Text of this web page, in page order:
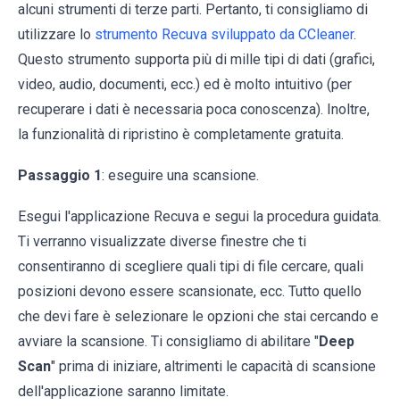
alcuni strumenti di terze parti. Pertanto, ti consigliamo di
utilizzare lo strumento Recuva sviluppato da CCleaner.
Questo strumento supporta più di mille tipi di dati (grafici,
video, audio, documenti, ecc.) ed è molto intuitivo (per
recuperare i dati è necessaria poca conoscenza). Inoltre,
la funzionalità di ripristino è completamente gratuita.
Passaggio 1: eseguire una scansione.
Esegui l'applicazione Recuva e segui la procedura guidata.
Ti verranno visualizzate diverse finestre che ti
consentiranno di scegliere quali tipi di file cercare, quali
posizioni devono essere scansionate, ecc. Tutto quello
che devi fare è selezionare le opzioni che stai cercando e
avviare la scansione. Ti consigliamo di abilitare "Deep
Scan" prima di iniziare, altrimenti le capacità di scansione
dell'applicazione saranno limitate.